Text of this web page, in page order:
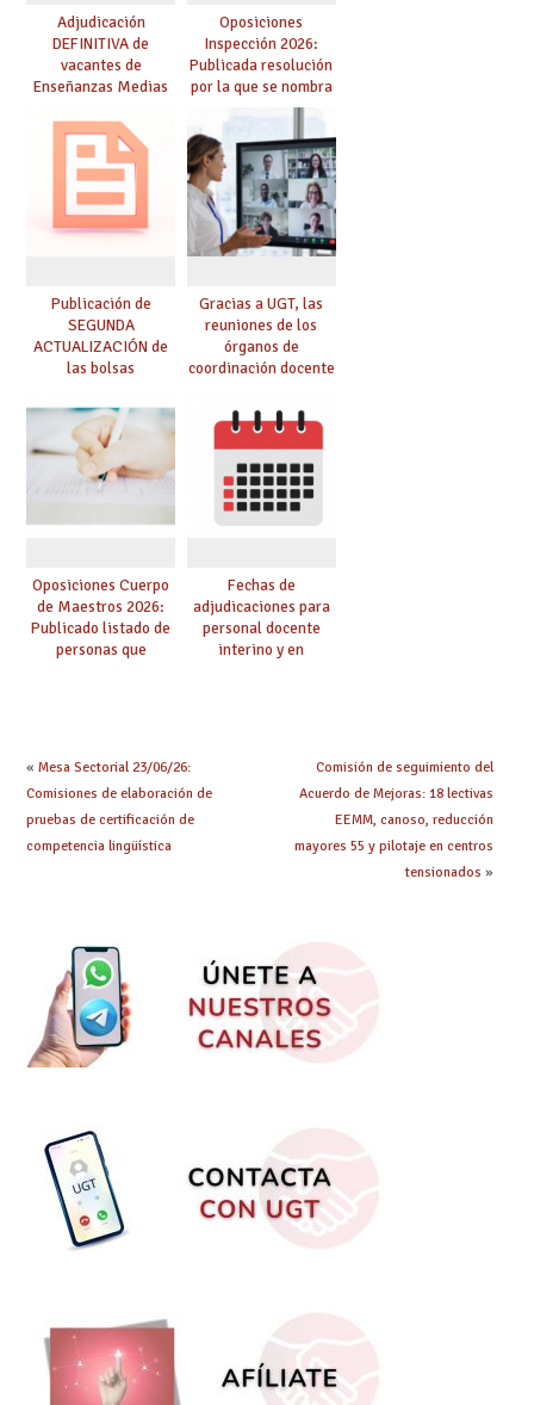
Adjudicación
DEFINITIVA de
vacantes de
Enseñanzas Medias
Oposiciones
Inspección 2026:
Publicada resolución
por la que se nombra
funcionarios/as en
prácticas, se regulan
dichas prácticas y se
convoca acto público
de adjudicación
Publicación de
SEGUNDA
ACTUALIZACIÓN de
las bolsas
Cuerpo de Maestros
de especialidades
convocadas a
oposición
Gracias a UGT, las
reuniones de los
órganos de
coordinación docente
de manera
telemática, sin exigir
presencialidad en el
centro
Oposiciones Cuerpo
de Maestros 2026:
Publicado listado de
personas que
Fechas de
adjudicaciones para
personal docente
interino y en
« Mesa Sectorial 23/06/26:
Comisiones de elaboración de
pruebas de certificación de
competencia lingüística
Comisión de seguimiento del
Acuerdo de Mejoras: 18 lectivas
EEMM, canoso, reducción
mayores 55 y pilotaje en centros
tensionados »